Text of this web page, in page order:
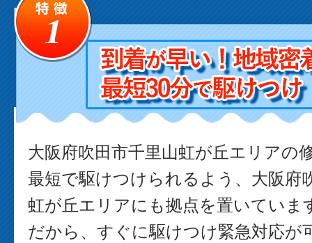
大阪府吹田市千里山虹が丘エリアの
最短で駆けつけられるよう、大阪府
虹が丘エリアにも拠点を置いていま
だから、すぐに駆けつけ緊急対応が